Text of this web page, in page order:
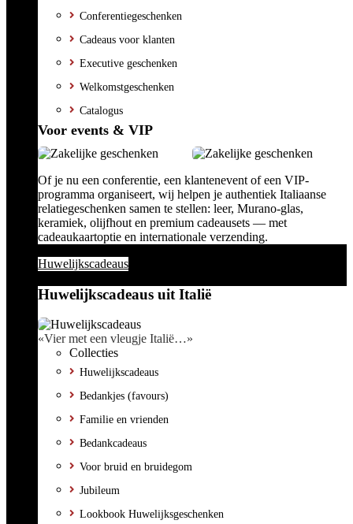
Conferentiegeschenken
Cadeaus voor klanten
Executive geschenken
Welkomstgeschenken
Catalogus
Voor events & VIP
Of je nu een conferentie, een klantenevent of een VIP-
programma organiseert, wij helpen je authentiek Italiaanse
relatiegeschenken samen te stellen: leer, Murano-glas,
keramiek, olijfhout en premium cadeausets — met
cadeaukaartoptie en internationale verzending.
Huwelijkscadeaus
Huwelijkscadeaus uit Italië
«Vier met een vleugje Italië…»
Collecties
Huwelijkscadeaus
Bedankjes (favours)
Familie en vrienden
Bedankcadeaus
Voor bruid en bruidegom
Jubileum
Lookbook Huwelijksgeschenken